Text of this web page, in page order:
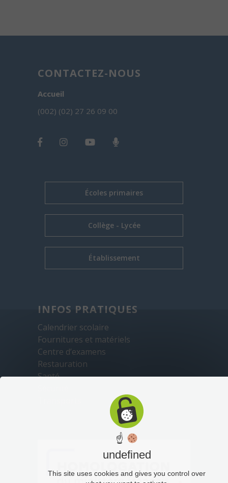
CONTACTEZ-NOUS
Accueil
(002) (02) 27 26 09 00
Écoles primaires
Collège - Lycée
Établissement
INFOS PRATIQUES
Calendrier scolaire
Fournitures et matériels
Centre d’examens
Restauration
Santé
☝
undefined
This site uses cookies and gives you control over